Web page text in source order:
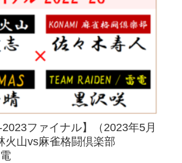
2023ファイナル】（2023年5月
火山vs麻雀格闘倶楽部